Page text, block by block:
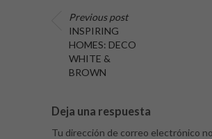
Previous post
INSPIRING
HOMES: DECO
WHITE &
BROWN
Deja una respuesta
Tu dirección de correo electrónico